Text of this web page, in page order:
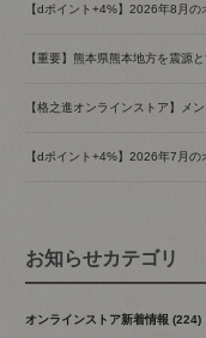
【dポイント+4%】2026年8月の
【重要】熊本県熊本地方を震源
【格之進オンラインストア】メ
【dポイント+4%】2026年7月の
お知らせカテゴリ
オンラインストア新着情報 (224)